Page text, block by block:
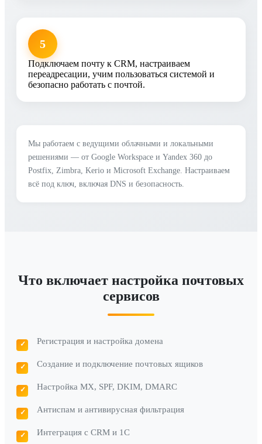
5
Подключаем почту к CRM, настраиваем
переадресации, учим пользоваться системой и
безопасно работать с почтой.
Мы работаем с ведущими облачными и локальными
решениями — от Google Workspace и Yandex 360 до
Postfix, Zimbra, Kerio и Microsoft Exchange. Настраиваем
всё под ключ, включая DNS и безопасность.
Что включает настройка почтовых
сервисов
Регистрация и настройка домена
Создание и подключение почтовых ящиков
Настройка MX, SPF, DKIM, DMARC
Антиспам и антивирусная фильтрация
Интеграция с CRM и 1С